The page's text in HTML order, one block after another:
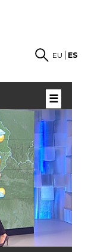
EU ES
☰